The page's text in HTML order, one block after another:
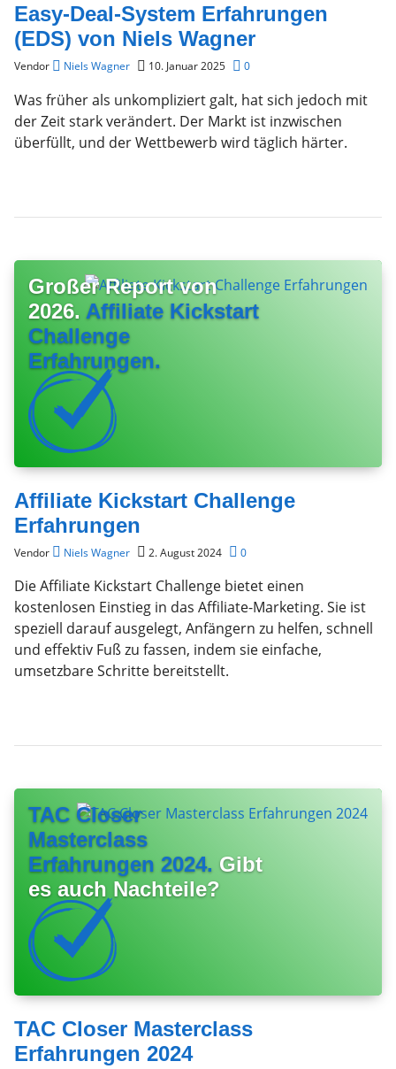
Easy-Deal-System Erfahrungen
(EDS) von Niels Wagner
Vendor Niels Wagner 10. Januar 2025 0
Was früher als unkompliziert galt, hat sich jedoch mit
der Zeit stark verändert. Der Markt ist inzwischen
überfüllt, und der Wettbewerb wird täglich härter.
Großer Report von
2026. Affiliate Kickstart
Challenge
Erfahrungen.
Affiliate Kickstart Challenge
Erfahrungen
Vendor Niels Wagner 2. August 2024 0
Die Affiliate Kickstart Challenge bietet einen
kostenlosen Einstieg in das Affiliate-Marketing. Sie ist
speziell darauf ausgelegt, Anfängern zu helfen, schnell
und effektiv Fuß zu fassen, indem sie einfache,
umsetzbare Schritte bereitstellt.
TAC Closer
Masterclass
Erfahrungen 2024. Gibt
es auch Nachteile?
TAC Closer Masterclass
Erfahrungen 2024